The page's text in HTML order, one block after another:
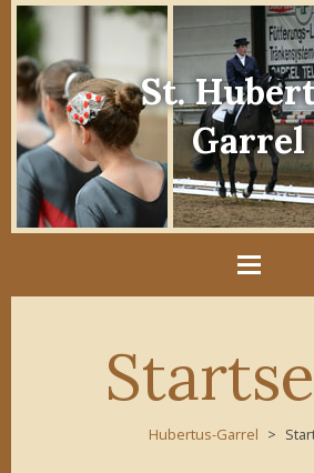
St.
Garrel
Hubertus-Garrel